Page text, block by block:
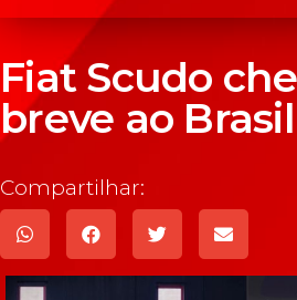
Fiat Scudo
breve ao Brasil
Compartilhar: